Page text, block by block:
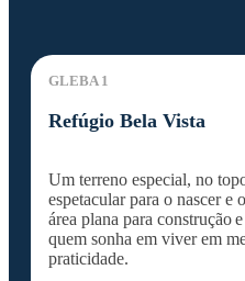
GLEBA 1
Refúgio Bela Vista
Um terreno especial, no
espetacular para o nascer e
área plana para construção
quem sonha em viver em
praticidade.